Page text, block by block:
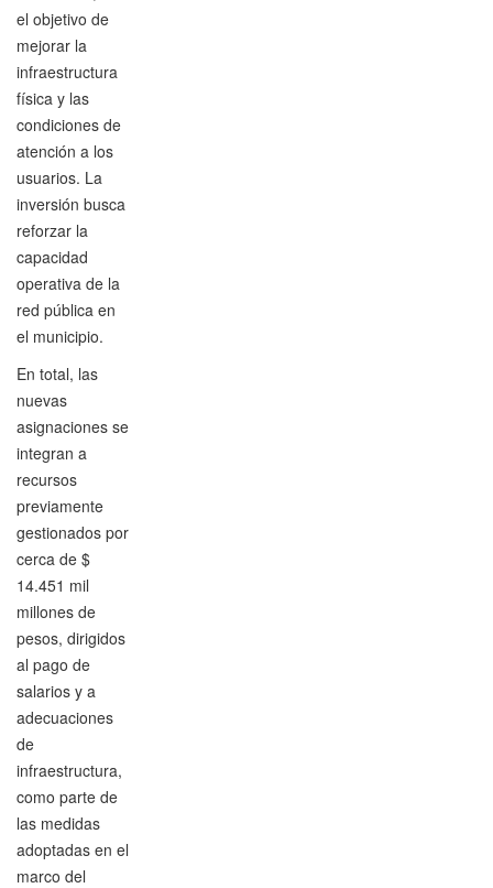
el objetivo de
mejorar la
infraestructura
física y las
condiciones de
atención a los
usuarios. La
inversión busca
reforzar la
capacidad
operativa de la
red pública en
el municipio.
En total, las
nuevas
asignaciones se
integran a
recursos
previamente
gestionados por
cerca de $
14.451 mil
millones de
pesos, dirigidos
al pago de
salarios y a
adecuaciones
de
infraestructura,
como parte de
las medidas
adoptadas en el
marco del